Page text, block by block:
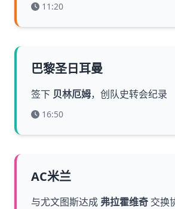
11:20
巴黎圣日耳曼
签下 贝林厄姆，创队史转会纪录
16:50
AC米兰
与尤文图斯达成 弗拉霍维奇 交换